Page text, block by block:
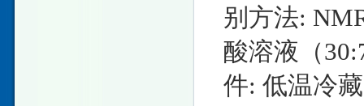
别方法:
酸溶液（
件: 低温冷